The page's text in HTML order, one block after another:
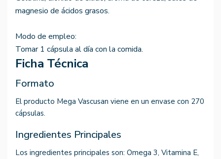
magnesio de ácidos grasos.
Modo de empleo:
Tomar 1 cápsula al día con la comida.
Ficha Técnica
Formato
El producto Mega Vascusan viene en un envase con 270
cápsulas.
Ingredientes Principales
Los ingredientes principales son: Omega 3, Vitamina E,